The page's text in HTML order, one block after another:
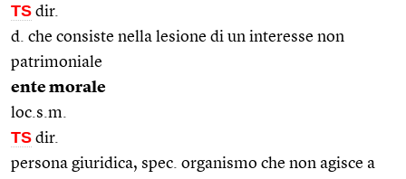
TS dir.
d. che consiste nella lesione di un interesse non
patrimoniale
ente morale
loc.s.m.
TS dir.
persona giuridica, spec. organismo che non agisce a